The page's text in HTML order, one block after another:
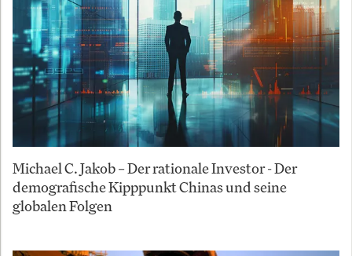
Michael C. Jakob – Der rationale Investor - Der
demografische Kipppunkt Chinas und seine
globalen Folgen